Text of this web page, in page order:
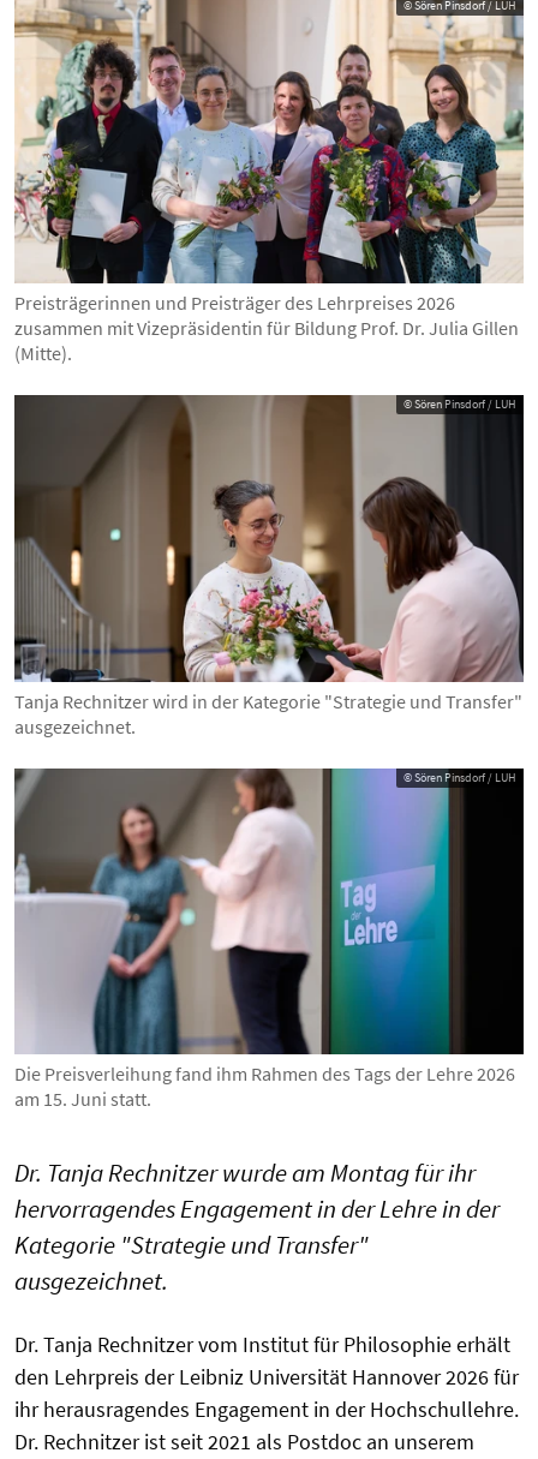
© Sören Pinsdorf / LUH
Preisträgerinnen und Preisträger des Lehrpreises 2026
zusammen mit Vizepräsidentin für Bildung Prof. Dr. Julia Gillen
(Mitte).
© Sören Pinsdorf / LUH
Tanja Rechnitzer wird in der Kategorie "Strategie und Transfer"
ausgezeichnet.
© Sören Pinsdorf / LUH
Die Preisverleihung fand ihm Rahmen des Tags der Lehre 2026
am 15. Juni statt.
Dr. Tanja Rechnitzer wurde am Montag für ihr
hervorragendes Engagement in der Lehre in der
Kategorie "Strategie und Transfer"
ausgezeichnet.
Dr. Tanja Rechnitzer vom Institut für Philosophie erhält
den Lehrpreis der Leibniz Universität Hannover 2026 für
ihr herausragendes Engagement in der Hochschullehre.
Dr. Rechnitzer ist seit 2021 als Postdoc an unserem